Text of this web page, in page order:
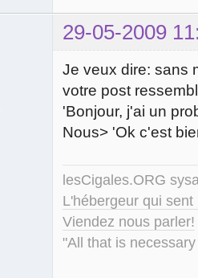
29-05-2009
Je veux dire: sans
votre post
'Bonjour, j'ai un
Nous> 'Ok c'est
lesCigales.ORG
L'hébergeur qui
Viendez nous parler!
"All that is